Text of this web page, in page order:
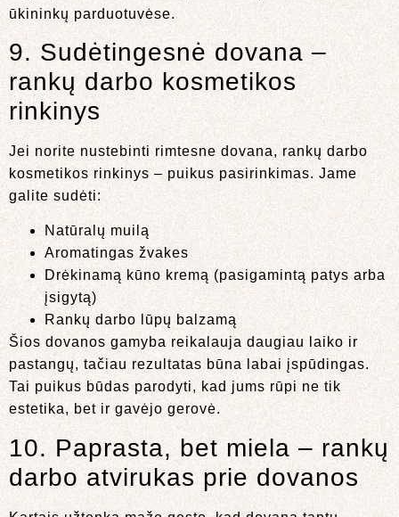
ūkininkų parduotuvėse.
9. Sudėtingesnė dovana –
rankų darbo kosmetikos
rinkinys
Jei norite nustebinti rimtesne dovana, rankų darbo
kosmetikos rinkinys – puikus pasirinkimas. Jame
galite sudėti:
Natūralų muilą
Aromatingas žvakes
Drėkinamą kūno kremą (pasigamintą patys arba
įsigytą)
Rankų darbo lūpų balzamą
Šios dovanos gamyba reikalauja daugiau laiko ir
pastangų, tačiau rezultatas būna labai įspūdingas.
Tai puikus būdas parodyti, kad jums rūpi ne tik
estetika, bet ir gavėjo gerovė.
10. Paprasta, bet miela – rankų
darbo atvirukas prie dovanos